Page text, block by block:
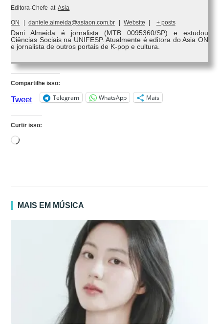
Editora-Chefe at Asia
ON daniele.almeida@asiaon.com.br Website + posts
Dani Almeida é jornalista (MTB 0095360/SP) e estudou
Ciências Sociais na UNIFESP. Atualmente é editora do Asia ON
e jornalista de outros portais de K-pop e cultura.
Compartilhe isso:
Tweet Telegram WhatsApp Mais
Curtir isso:
Carregando...
MAIS EM MÚSICA